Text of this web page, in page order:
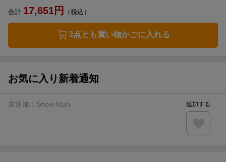
合計 17,651円 （税込）
3点とも買い物かごに入れる
お気に入り新着通知
未追加： Snow Man 追加する